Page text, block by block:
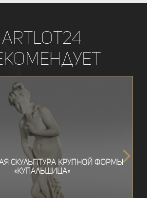
ArtLot24
скульптура крупной формы
«Купальщица»